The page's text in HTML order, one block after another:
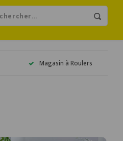
Magasin à Roulers